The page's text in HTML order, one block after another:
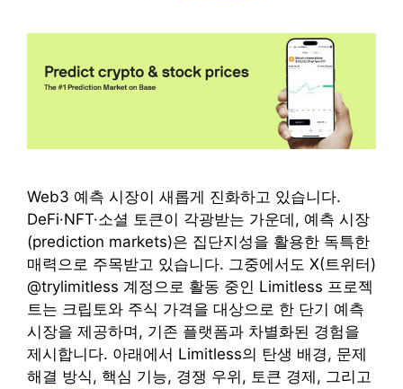
Web3 예측 시장이 새롭게 진화하고 있습니다.
DeFi·NFT·소셜 토큰이 각광받는 가운데, 예측 시장
(prediction markets)은 집단지성을 활용한 독특한
매력으로 주목받고 있습니다. 그중에서도 X(트위터)
@trylimitless 계정으로 활동 중인 Limitless 프로젝
트는 크립토와 주식 가격을 대상으로 한 단기 예측
시장을 제공하며, 기존 플랫폼과 차별화된 경험을
제시합니다. 아래에서 Limitless의 탄생 배경, 문제
해결 방식, 핵심 기능, 경쟁 우위, 토큰 경제, 그리고